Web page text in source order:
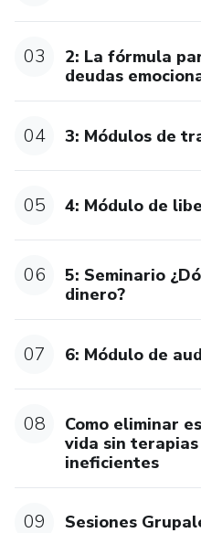
✨ Comunidad de apoyo:
comparten tus inquietudes
✨ Podcast especializados:
transformación a
✨ Herramientas prácticas:
03
2: La fórmula
deudas
04 3: Módulos de
05 4: Módulo de
06
5: Seminario
dinero?
07 6: Módulo de
08
Como eliminar
vida sin
ineficientes
09 Sesiones